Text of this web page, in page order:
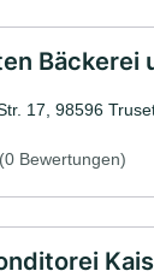
Bäckerei
17, 98596
(0 Bewertungen)